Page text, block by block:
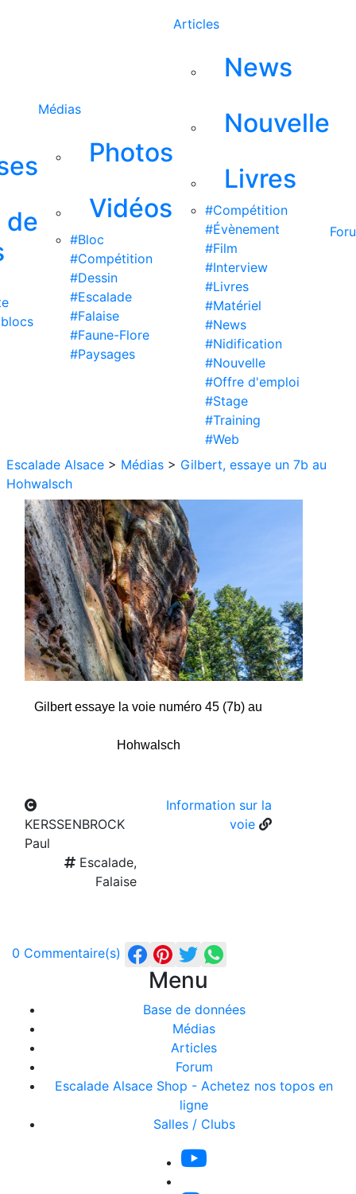
de
Médias
Photos
Vidéos
#Bloc
#Compétition
#Dessin
#Escalade
#Falaise
#Faune-Flore
#Paysages
Articles
News
Nouvelle
Livres
#Compétition
#Évènement
#Film
#Interview
#Livres
#Matériel
#News
#Nidification
#Nouvelle
#Offre d'emploi
#Stage
#Training
#Web
Escalade Alsace > Médias > Gilbert, essaye un 7b au
Hohwalsch
Gilbert essaye la voie numéro 45 (7b) au
Hohwalsch
KERSSENBROCK
Paul
Information sur la
voie
Escalade,
Falaise
0 Commentaire(s)
Menu
Base de données
Médias
Articles
Forum
Escalade Alsace Shop - Achetez nos topos en
ligne
Salles / Clubs